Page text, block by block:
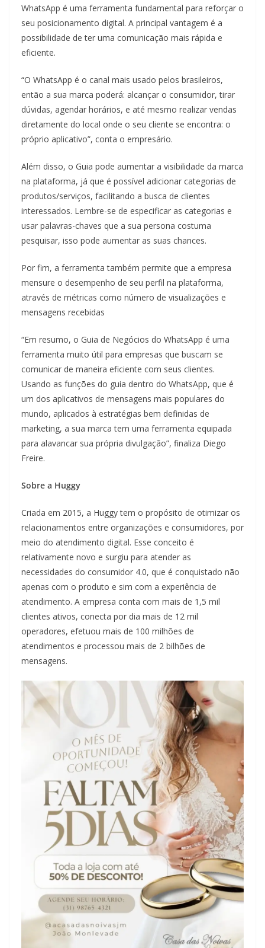
WhatsApp é uma ferramenta fundamental para reforçar o
seu posicionamento digital. A principal vantagem é a
possibilidade de ter uma comunicação mais rápida e
eficiente.
“O WhatsApp é o canal mais usado pelos brasileiros,
então a sua marca poderá: alcançar o consumidor, tirar
dúvidas, agendar horários, e até mesmo realizar vendas
diretamente do local onde o seu cliente se encontra: o
próprio aplicativo”, conta o empresário.
Além disso, o Guia pode aumentar a visibilidade da marca
na plataforma, já que é possível adicionar categorias de
produtos/serviços, facilitando a busca de clientes
interessados. Lembre-se de especificar as categorias e
usar palavras-chaves que a sua persona costuma
pesquisar, isso pode aumentar as suas chances.
Por fim, a ferramenta também permite que a empresa
mensure o desempenho de seu perfil na plataforma,
através de métricas como número de visualizações e
mensagens recebidas
“Em resumo, o Guia de Negócios do WhatsApp é uma
ferramenta muito útil para empresas que buscam se
comunicar de maneira eficiente com seus clientes.
Usando as funções do guia dentro do WhatsApp, que é
um dos aplicativos de mensagens mais populares do
mundo, aplicados à estratégias bem definidas de
marketing, a sua marca tem uma ferramenta equipada
para alavancar sua própria divulgação”, finaliza Diego
Freire.
Sobre a Huggy
Criada em 2015, a Huggy tem o propósito de otimizar os
relacionamentos entre organizações e consumidores, por
meio do atendimento digital. Esse conceito é
relativamente novo e surgiu para atender as
necessidades do consumidor 4.0, que é conquistado não
apenas com o produto e sim com a experiência de
atendimento. A empresa conta com mais de 1,5 mil
clientes ativos, conecta por dia mais de 12 mil
operadores, efetuou mais de 100 milhões de
atendimentos e processou mais de 2 bilhões de
mensagens.